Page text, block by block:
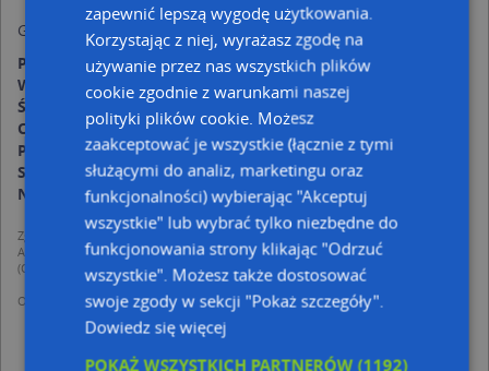
Godziny otwarcia:
Poniedziałek:
00:00-24:00
Wtorek:
00:00-24:00
Środa:
00:00-24:00
Czwartek:
00:00-24:00
Piątek:
00:00-24:00
Sobota:
00:00-24:00
Niedziela:
00:00-24:00
Zgodnie z Rozporządzeniem PE i Rady (UE) o Ochronie Danych Osobowych
Administratorem (RODO), administratorem danych jest AutoMapa sp. z o.o.
(Operator) z siedzibą w Warszawie przy ulicy Domaniewskiej 37.
Operator przetwarza dane osobowe w celu:
dodania ich do bazy Targeo oraz publikacji w wyszukiwarce firm i na
mapach (art. 6 ust. 1 lit. f RODO)
6 ust. 1 lit. f RODO)
zapewnić lepszą wygodę użytkowania.
Korzystając z niej, wyrażasz zgodę na
używanie przez nas wszystkich plików
cookie zgodnie z warunkami naszej
polityki plików cookie. Możesz
zaakceptować je wszystkie (łącznie z tymi
służącymi do analiz, marketingu oraz
funkcjonalności) wybierając "Akceptuj
wszystkie" lub wybrać tylko niezbędne do
funkcjonowania strony klikając "Odrzuć
wszystkie". Możesz także dostosować
swoje zgody w sekcji "Pokaż szczegóły".
Dowiedz się więcej
POKAŻ WSZYSTKICH PARTNERÓW(1192)